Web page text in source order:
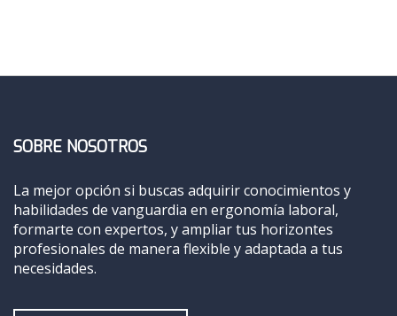
SOBRE NOSOTROS
La mejor opción si buscas adquirir conocimientos y
habilidades de vanguardia en ergonomía laboral,
formarte con expertos, y ampliar tus horizontes
profesionales de manera flexible y adaptada a tus
necesidades.